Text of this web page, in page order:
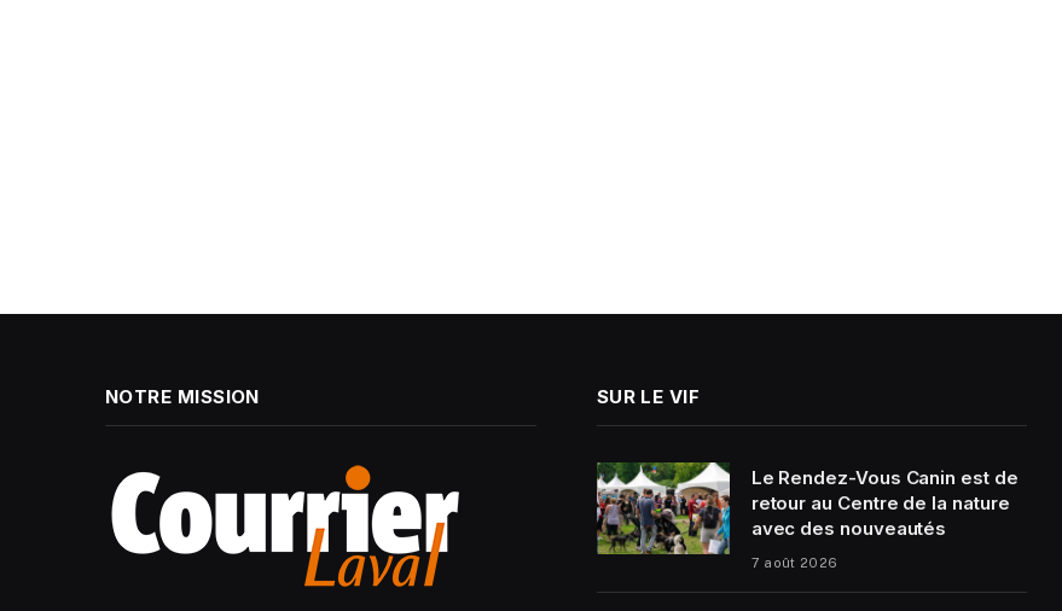
NOTRE MISSION SUR LE VIF
Le Rendez-Vous Canin est de
retour au Centre de la nature
avec des nouveautés
7 août 2026